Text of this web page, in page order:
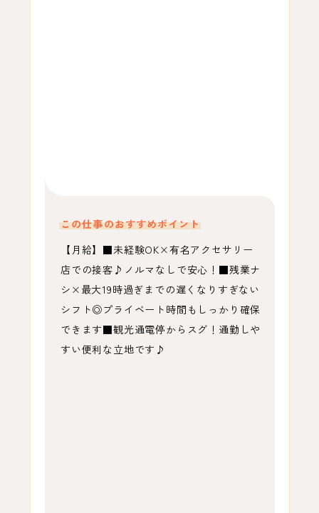
この仕事のおすすめポイント
【月給】■未経験OK×有名アクセサリー
店での接客♪ノルマなしで安心！■残業ナ
シ×最大19時過ぎまでの遅くなりすぎない
シフト◎プライベート時間もしっかり確保
できます■観光通電停からスグ！通勤しや
すい便利な立地です♪